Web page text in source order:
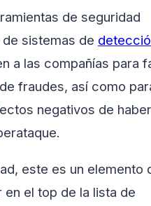
de seguridad
sistemas de
a las compañías para
fraudes, así como
negativos de haber
este es un elemento
en el top de la lista de